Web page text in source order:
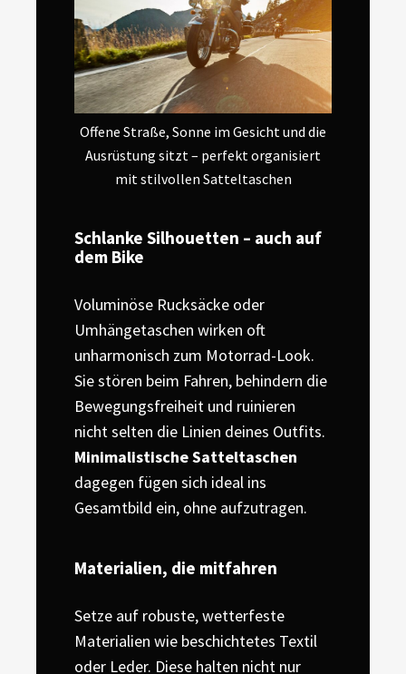
Offene Straße, Sonne im Gesicht und die
Ausrüstung sitzt – perfekt organisiert
mit stilvollen Satteltaschen
Schlanke Silhouetten – auch auf
dem Bike
Voluminöse Rucksäcke oder
Umhängetaschen wirken oft
unharmonisch zum Motorrad-Look.
Sie stören beim Fahren, behindern die
Bewegungsfreiheit und ruinieren
nicht selten die Linien deines Outfits.
Minimalistische Satteltaschen
dagegen fügen sich ideal ins
Gesamtbild ein, ohne aufzutragen.
Materialien, die mitfahren
Setze auf robuste, wetterfeste
Materialien wie beschichtetes Textil
oder Leder. Diese halten nicht nur